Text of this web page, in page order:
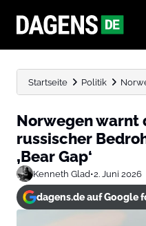
Startseite Politik
Norwegen warnt
russischer
‚Bear Gap‘
Kenneth Glad•2. Juni 2026
dagens.de auf Google